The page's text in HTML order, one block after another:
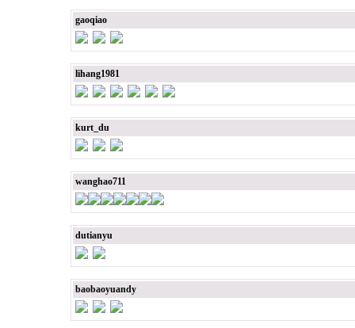
gaoqiao
lihang1981
kurt_du
wanghao711
dutianyu
baobaoyuandy